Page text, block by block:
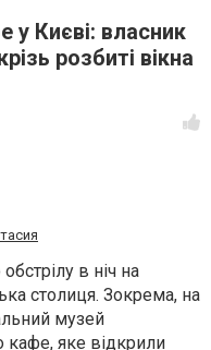
у Києві: власник
розбиті вікна
в ніч на
столиця. Зокрема, на
музей
кафе, яке відкрили